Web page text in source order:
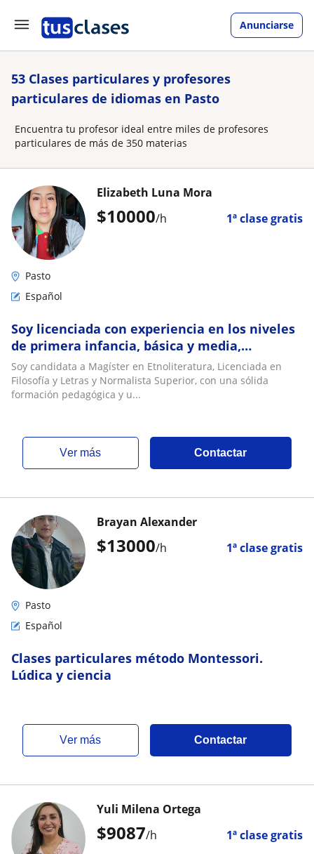
Anunciarse
53 Clases particulares y profesores
particulares de idiomas en Pasto
Encuentra tu profesor ideal entre miles de profesores
particulares de más de 350 materias
$10000/h 1ª clase gratis
Elizabeth Luna Mora
Pasto
Español
Soy licenciada con experiencia en los niveles
de primera infancia, básica y media,
comprometida con una educación que
fortalece el
Soy candidata a Magíster en Etnoliteratura, Licenciada en
Filosofía y Letras y Normalista Superior, con una sólida
formación pedagógica y u...
ver más Contactar
$13000/h 1ª clase gratis
Brayan Alexander
Pasto
Español
Clases particulares método Montessori.
Lúdica y ciencia
ver más Contactar
$9087/h 1ª clase gratis
Yuli Milena Ortega